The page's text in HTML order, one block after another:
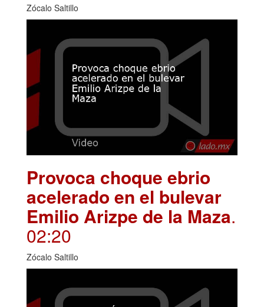
Zócalo Saltillo
Provoca choque ebrio
acelerado en el bulevar
Emilio Arizpe de la Maza.
02:20
Zócalo Saltillo